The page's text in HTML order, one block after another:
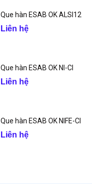
Que hàn ESAB OK ALSI12
Liên hệ
Que hàn ESAB OK NI-CI
Liên hệ
Que hàn ESAB OK NIFE-CI
Liên hệ